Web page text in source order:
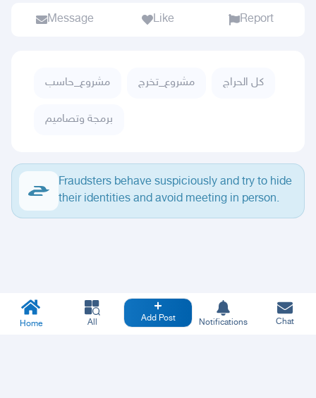
Message Like Report
مشروع_حاسب مشروع_تخرج كل الحراج
برمجة وتصاميم
Fraudsters behave suspiciously and try to hide
their identities and avoid meeting in person.
Home All Add Post Notifications Chat